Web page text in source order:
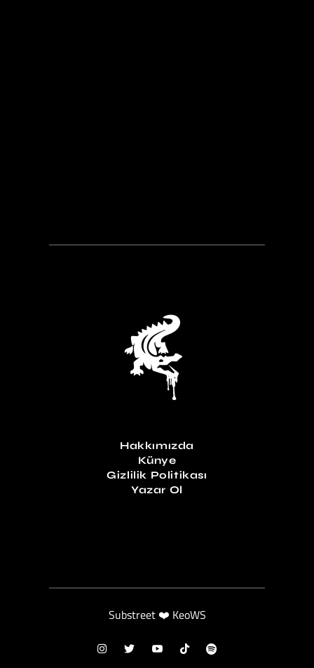
Hakkımızda
Künye
Gizlilik Politikası
Yazar Ol
Substreet ❤️ KeoWS